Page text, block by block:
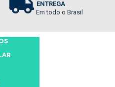
ENTREGA
Em todo o Brasil